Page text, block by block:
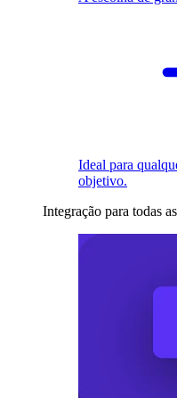
Ideal para
objetivo.
Integração para todas